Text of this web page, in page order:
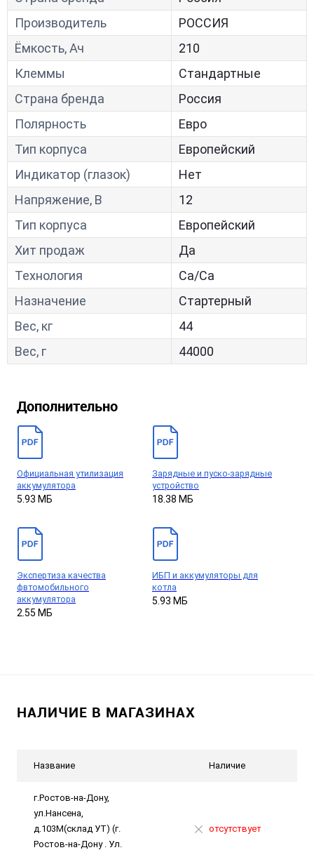
Производитель
РОССИЯ
Ёмкость, Ач
210
Клеммы
Стандартные
Страна бренда
Россия
Полярность
Евро
Тип корпуса
Европейский
Индикатор (глазок)
Нет
Напряжение, В
12
Тип корпуса
Европейский
Хит продаж
Да
Технология
Са/Са
Назначение
Стартерный
Вес, кг
44
Вес, г
44000
Дополнительно
Официальная утилизация
аккумулятора
5.93 МБ
Зарядные и пуско-зарядные
устройство
18.38 МБ
Экспертиза качества
фвтомобильного
аккумулятора
2.55 МБ
ИБП и аккумуляторы для
котла
5.93 МБ
НАЛИЧИЕ В МАГАЗИНАХ
Название Наличие
г.Ростов-на-Дону,
ул.Нансена,
д.103М(склад УТ) (г.
Ростов-на-Дону . Ул.
отсутствует